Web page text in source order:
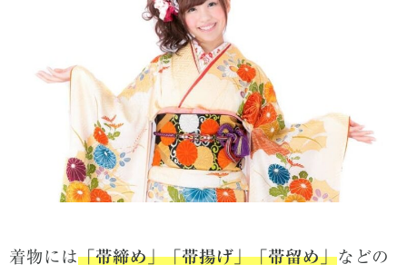
着物には「帯締め」「帯揚げ」「帯留め」などの